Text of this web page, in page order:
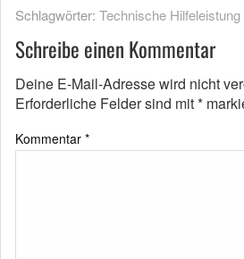
Schlagwörter: Technische Hilfeleistung
Schreibe einen Kommentar
Deine E-Mail-Adresse wird nicht
Erforderliche Felder sind mit*
Kommentar *